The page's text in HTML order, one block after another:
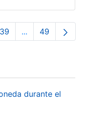
Use TAB para
Página
39 ...PáginasPágina
49
durante el